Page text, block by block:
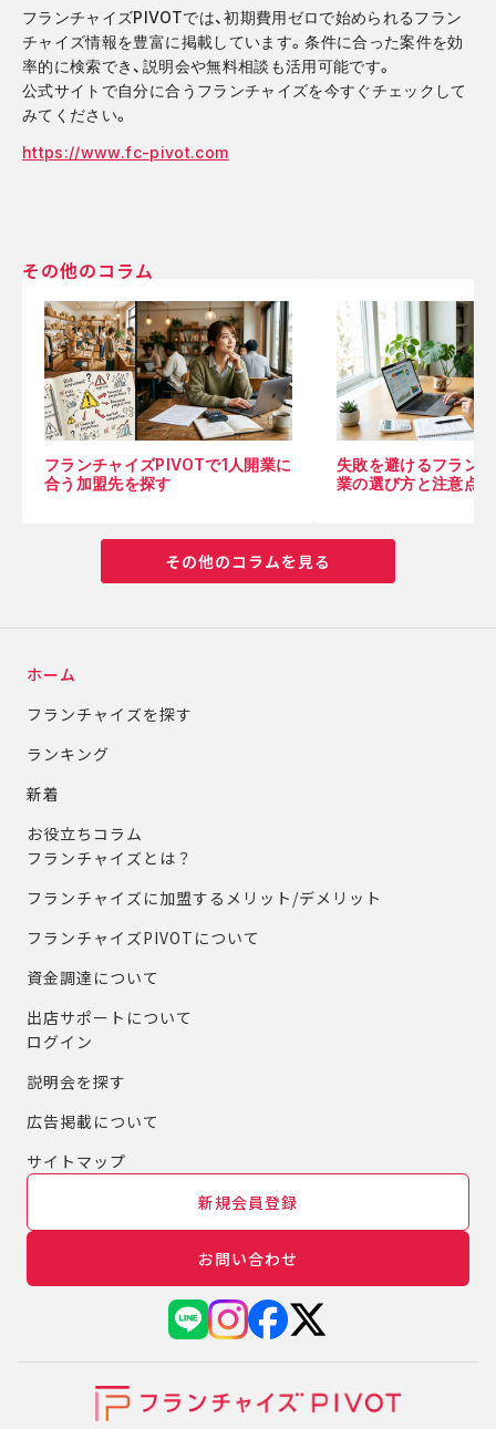
フランチャイズPIVOTでは、初期費用ゼロで始められるフラン
チャイズ情報を豊富に掲載しています。条件に合った案件を効
率的に検索でき、説明会や無料相談も活用可能です。
公式サイトで自分に合うフランチャイズを今すぐチェックして
みてください。
https://www.fc-pivot.com
その他のコラム
フランチャイズPIVOTで1人開業に
合う加盟先を探す
失敗を避けるフラン
業の選び方と注意点
その他のコラムを見る
ホーム
フランチャイズを探す
ランキング
新着
お役立ちコラム
フランチャイズとは？
フランチャイズに加盟するメリット/デメリット
フランチャイズPIVOTについて
資金調達について
出店サポートについて
ログイン
説明会を探す
広告掲載について
サイトマップ
新規会員登録
お問い合わせ